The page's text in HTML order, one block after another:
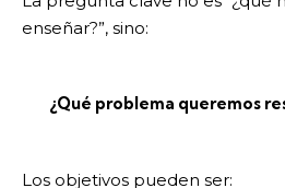
enseñar?”, sino:
¿Qué problema queremos
Los objetivos pueden ser: